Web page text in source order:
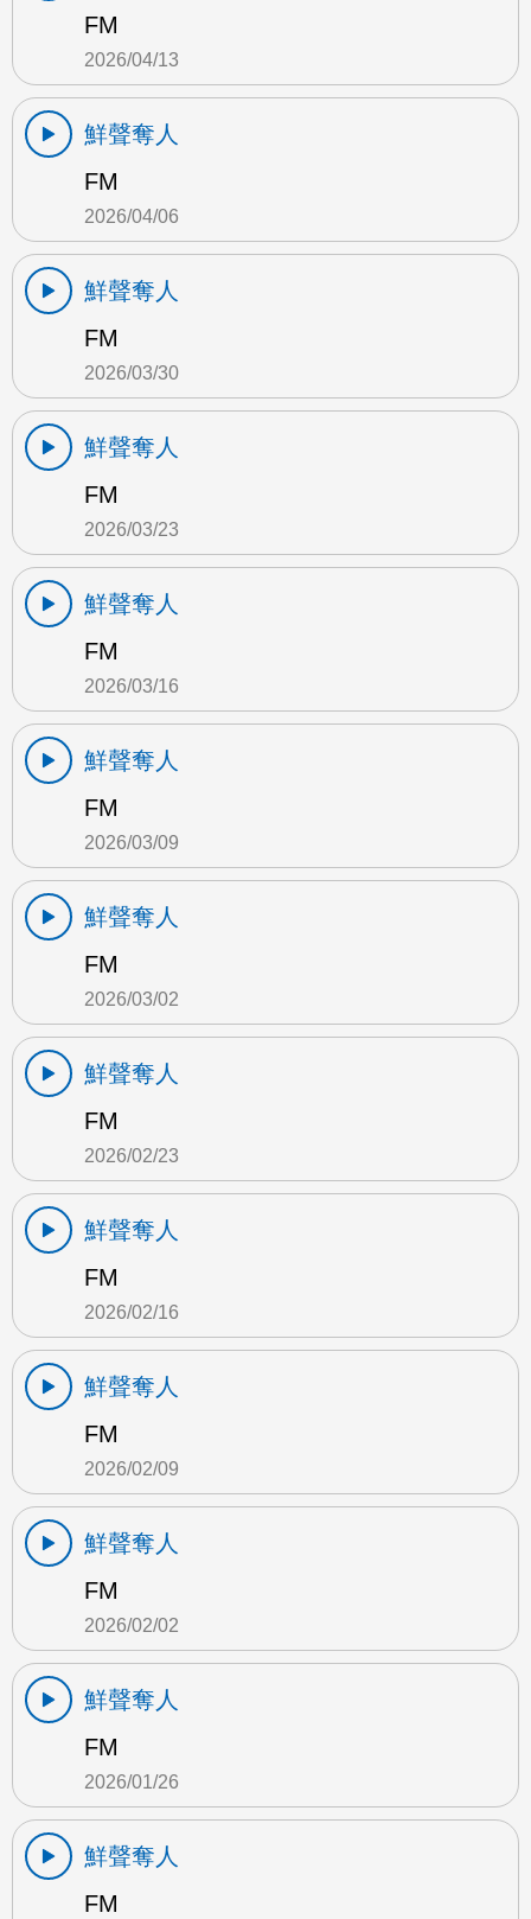
FM
2026/04/13
鮮聲奪人
FM
2026/04/06
鮮聲奪人
FM
2026/03/30
鮮聲奪人
FM
2026/03/23
鮮聲奪人
FM
2026/03/16
鮮聲奪人
FM
2026/03/09
鮮聲奪人
FM
2026/03/02
鮮聲奪人
FM
2026/02/23
鮮聲奪人
FM
2026/02/16
鮮聲奪人
FM
2026/02/09
鮮聲奪人
FM
2026/02/02
鮮聲奪人
FM
2026/01/26
鮮聲奪人
FM